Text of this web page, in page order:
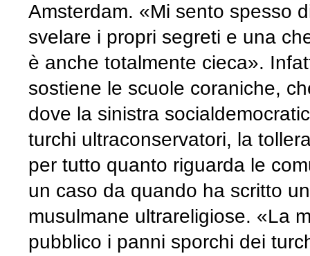
Amsterdam. «Mi sento spesso
svelare i propri segreti e una
è anche totalmente cieca».
sostiene le scuole coraniche,
dove la sinistra
turchi ultraconservatori, la
per tutto quanto riguarda le
un caso da quando ha scritto
musulmane ultrareligiose. «La
pubblico i panni sporchi dei